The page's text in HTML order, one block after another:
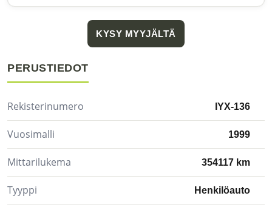
KYSY MYYJÄLTÄ
PERUSTIEDOT
Rekisterinumero IYX-136
Vuosimalli 1999
Mittarilukema 354117 km
Tyyppi Henkilöauto